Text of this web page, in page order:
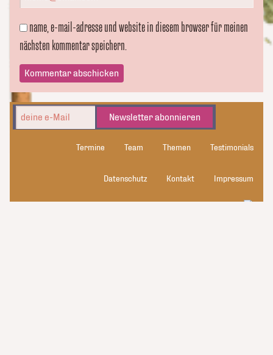
name, e-mail-adresse und website in diesem browser für meinen
nächsten kommentar speichern.
Newsletter abonnieren
Termine Team Themen Testimonials
Datenschutz Kontakt Impressum